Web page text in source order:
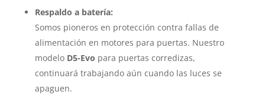
Respaldo a batería:
Somos pioneros en protección contra fallas de
alimentación en motores para puertas. Nuestro
modeloD5-Evo para puertas corredizas,
continuará trabajando aún cuando las luces se
apaguen.